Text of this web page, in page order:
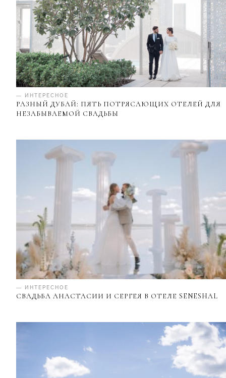
— ИНТЕРЕСНОЕ
РАЗНЫЙ ДУБАЙ: ПЯТЬ ПОТРЯСАЮЩИХ ОТЕЛЕЙ ДЛЯ
НЕЗАБЫВАЕМОЙ СВАДЬБЫ
— ИНТЕРЕСНОЕ
СВАДЬБА АНАСТАСИИ И СЕРГЕЯ В ОТЕЛЕ SENESHAL